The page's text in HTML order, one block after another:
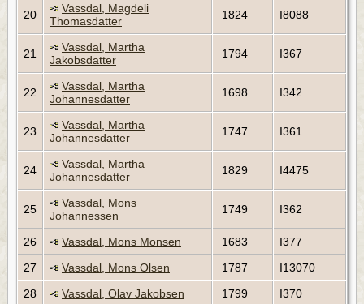
20
Vassdal, Magdeli
Thomasdatter
1824 I8088
21
Vassdal, Martha
Jakobsdatter
1794 I367
22
Vassdal, Martha
Johannesdatter
1698 I342
23
Vassdal, Martha
Johannesdatter
1747 I361
24
Vassdal, Martha
Johannesdatter
1829 I4475
25
Vassdal, Mons
Johannessen
1749 I362
26 Vassdal, Mons Monsen 1683
I377
27
Vassdal, Mons Olsen 1787
I13070
28
Vassdal, Olav Jakobsen 1799
I370